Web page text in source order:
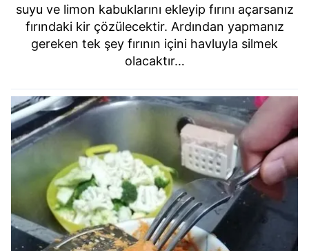
suyu ve limon kabuklarını ekleyip fırını açarsanız
fırındaki kir çözülecektir. Ardından yapmanız
gereken tek şey fırının içini havluyla silmek
olacaktır…